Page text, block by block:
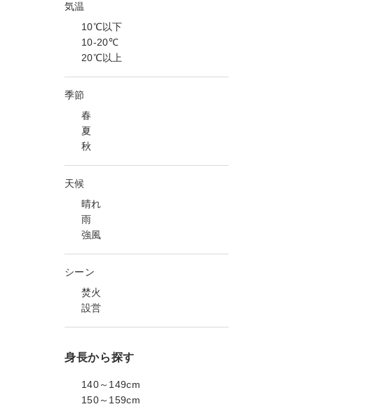
気温
10℃以下
10-20℃
20℃以上
季節
春
夏
秋
天候
晴れ
雨
強風
シーン
焚火
設営
身長から探す
140～149cm
150～159cm